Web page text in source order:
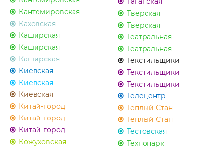
Кантемировская
Каховская
Каширская
Каширская
Каширская
Киевская
Киевская
Киевская
Китай-город
Китай-город
Китай-город
Кожуховская
Тверская
Тверская
Театральная
Театральная
Текстильщики
Текстильщики
Текстильщики
Телецентр
Теплый Стан
Теплый Стан
Тестовская
Технопарк